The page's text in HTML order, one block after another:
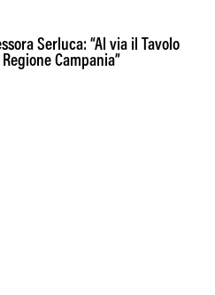
Serluca: “Al via il Tavolo
Campania”